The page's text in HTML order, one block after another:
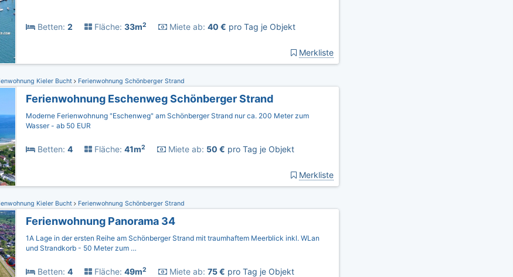
Betten: 2 Fläche: 33m2 Miete ab: 40 € pro Tag je Objekt
Merkliste
Kieler Bucht Ferienwohnung Schönberger Strand
Ferienwohnung Eschenweg Schönberger Strand
Moderne Ferienwohnung "Eschenweg" am Schönberger Strand nur ca. 200 Meter zum
Wasser - ab 50 EUR
Betten: 4 Fläche: 41m2 Miete ab: 50 € pro Tag je Objekt
Merkliste
Kieler Bucht Ferienwohnung Schönberger Strand
Ferienwohnung Panorama 34
1A Lage in der ersten Reihe am Schönberger Strand mit traumhaftem Meerblick inkl. WLan
und Strandkorb - 50 Meter zum …
Betten: 4 Fläche: 49m2 Miete ab: 75 € pro Tag je Objekt